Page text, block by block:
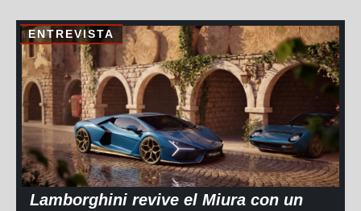
ENTREVISTA
Lamborghini revive el Miura con un